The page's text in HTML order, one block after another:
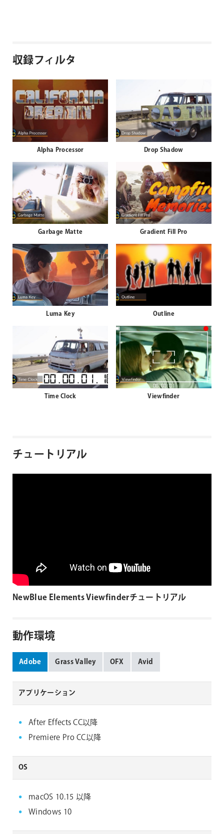
収録フィルタ
Alpha Processor Drop Shadow
Garbage Matte Gradient Fill Pro
Luma Key Outline
Time Clock Viewfinder
チュートリアル
NewBlue Elements Viewfinderチュートリアル
動作環境
Adobe Grass Valley OFX Avid
アプリケーション
After Effects CC以降
Premiere Pro CC以降
OS
macOS 10.15 以降
Windows 10